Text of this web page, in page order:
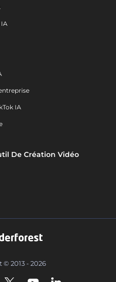
IA
De Création Vidéo
© 2013 - 2026